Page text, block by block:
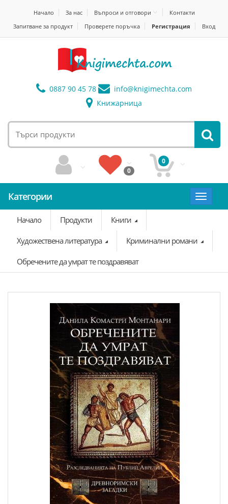
Начало За нас Въпроси и отговори
Контакти
Запитване за продукт
Проверете поръчка Регистрация Вход
0887 90 45 78 info@knigimechta.com
Книжарница
0
0
Категории
Toggle
Начало
Продукти Книги
Художествена литература Криминални романи
Обречените да умрат те поздравяват